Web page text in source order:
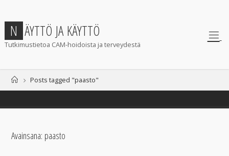
content
N ÄYTTÖ JA KÄYTTÖ
Tutkimustietoa CAM-hoidoista ja terveydestä
HomePosts tagged "paasto"
Avainsana: paasto